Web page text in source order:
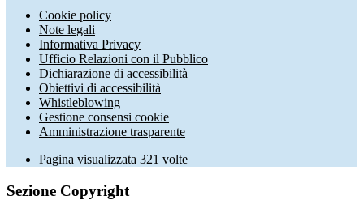
Cookie policy
Note legali
Informativa Privacy
Ufficio Relazioni con il Pubblico
Dichiarazione di accessibilità
Obiettivi di accessibilità
Whistleblowing
Gestione consensi cookie
Amministrazione trasparente
Pagina visualizzata 321 volte
Sezione Copyright